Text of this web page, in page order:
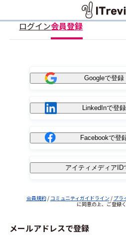
ログイン会員登録
Googleで登録
LinkedInで登録
Facebookで登
アイティメディアID
会員規約/ コミュニティガイドライン / プラ
に同意の上、ご登録く
メールアドレスで登録